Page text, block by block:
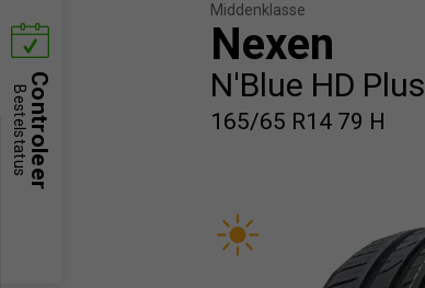
Middenklasse
Nexen
N'Blue HD Plus
165/65 R14 79 H
Controleer
Bestelstatus